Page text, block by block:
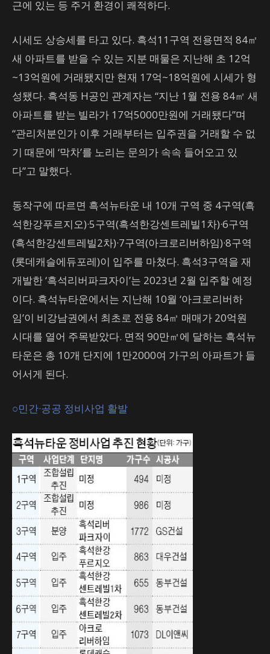
근에 있는 등 주거 환경이 쾌적하다.
시세도 상승세를 타고 있다. 흑석11구역 전용면적 84㎡
새 아파트를 받을 수 있는 지분 매물은 지난해 초 12억
~13억원에 거래됐지만 현재 17억~18억원에 시세가 형
성됐다. 흑석동 H공인 관계자는 “지난 1월 전용 84㎡ 새
아파트를 받는 빌라가 17억5000만원에 거래됐다”며
“관리처분인가 이후 거래부터는 입주권을 거래할 수 없
기 때문에 ‘막차’를 노리는 문의가 속속 들어오고 있
다”고 말했다.
동작구에 따르면 흑석뉴타운 내 10개 구역 중 4구역(흑
석한강푸르지오)·5구역(흑석한강센트레빌1차)·6구역
(흑석한강센트레빌2차)·7구역(아크로리버하임)·8구역
(롯데캐슬에듀포레)이 입주를 마쳤다. 흑석3구역을 재
개발한 ‘흑석리버파크자이’는 2023년 2월 입주할 예정
이다. 흑석뉴타운에서는 지난해 10월 ‘아크로리버하
임’이 비강남권에서 최초로 전용 84㎡ 매매가 20억원
시대를 열어 주목받았다. 면적 90만㎡에 달하는 흑석뉴
타운은 총 10개 단지에 1만2000여 가구의 아파트가 들
어서게 된다.
○민간·공공 정비사업 활발